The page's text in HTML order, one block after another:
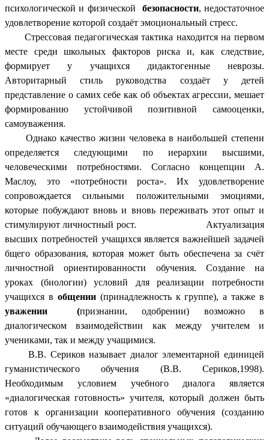
психологической и физической
безопасности, недостаточное
удовлетворение которой создаёт эмоциональный стресс.
Стрессовая педагогическая тактика находится на первом
месте среди школьных факторов риска и, как следствие,
формирует у учащихся дидактогенные неврозы.
Авторитарный стиль руководства создаёт у детей
представление о самих себе как об объектах агрессии, мешает
формированию устойчивой позитивной самооценки,
самоуважения.
Однако качество жизни человека в наибольшей степени
определяется следующими по иерархии высшими,
человеческими потребностями. Согласно концепции А.
Маслоу, это «потребности роста». Их удовлетворение
сопровождается сильными положительными эмоциями,
которые побуждают вновь и вновь переживать этот опыт и
стимулируют личностный рост. Актуализация
высших потребностей учащихся является важнейшей задачей
бщего образования, которая может быть обеспечена за счёт
личностной ориентированности обучения. Создание на
уроках (биологии) условий для реализации потребности
учащихся в общении(принадлежность к группе), а также в
уважении (признании, одобрении) возможно в
диалогическом взаимодействии как между учителем и
учениками, так и между учащимися.
В.В. Сериков называет диалог элементарной единицей
гуманистического обучения (В.В. Сериков,1998).
Необходимым условием учебного диалога является
«диалогическая готовность» учителя, который должен быть
готов к организации кооперативного обучения (созданию
ситуаций обучающего взаимодействия учащихся).